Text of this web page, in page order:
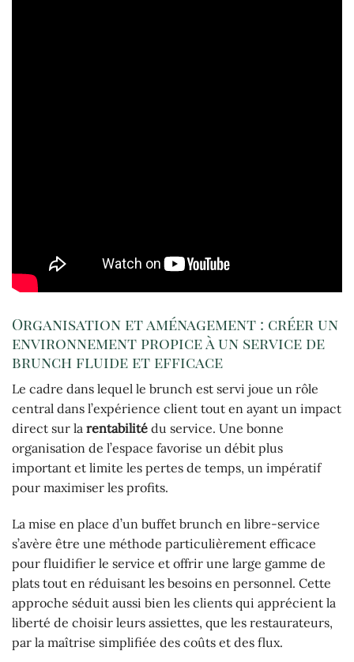
Organisation et aménagement : créer un
environnement propice à un service de
brunch fluide et efficace
Le cadre dans lequel le brunch est servi joue un rôle
central dans l’expérience client tout en ayant un impact
direct sur la rentabilité du service. Une bonne
organisation de l’espace favorise un débit plus
important et limite les pertes de temps, un impératif
pour maximiser les profits.
La mise en place d’un buffet brunch en libre-service
s’avère être une méthode particulièrement efficace
pour fluidifier le service et offrir une large gamme de
plats tout en réduisant les besoins en personnel. Cette
approche séduit aussi bien les clients qui apprécient la
liberté de choisir leurs assiettes, que les restaurateurs,
par la maîtrise simplifiée des coûts et des flux.